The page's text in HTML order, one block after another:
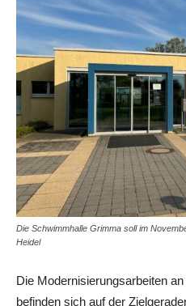
Die Schwimmhalle Grimma soll im
Heidel
Die Modernisierungsarbeiten
befinden sich auf der